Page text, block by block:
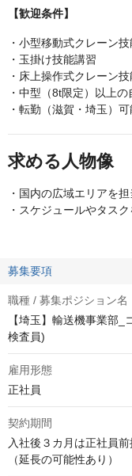
【歓迎条件】
・小型移動式クレーン
・玉掛け技能講習
・床上操作式クレーン
・中型（8t限定）以上
・転勤（滋賀・埼玉）
求める人物像
・国内の広域エリアを
・スケジュールやタス
募集要項
職種 / 募集ポジション名
【埼玉】輸送機事業部
検査員)
雇用形態
正社員
契約期間
入社後３カ月は正社員
（延長の可能性あり）